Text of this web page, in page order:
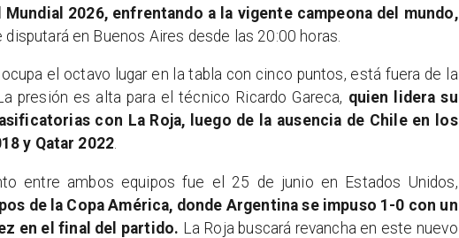
2026, enfrentando a la vigente campeona del mundo,
disputará en Buenos Aires desde las 20:00 horas.
el octavo lugar en la tabla con cinco puntos, está fuera de la
presión es alta para el técnico Ricardo Gareca, quien lidera su
con La Roja, luego de la ausencia de Chile en los
y Qatar 2022.
entre ambos equipos fue el 25 de junio en Estados Unidos,
de la Copa América, donde Argentina se impuso 1-0 con un
en el final del partido. La Roja buscará revancha en este nuevo